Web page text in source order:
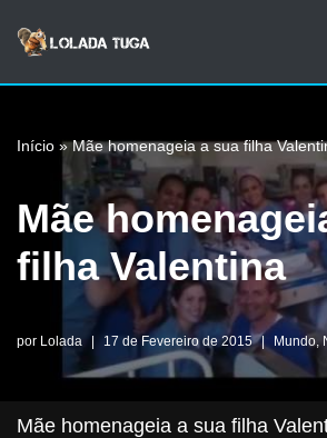
Avançar
conteúdo
Início »Mãe homenageia a sua filha
Mãe
filha Valentina
por Lolada 17 de Fevereiro de 2015 Mundo,
Mãe homenageia a sua filha